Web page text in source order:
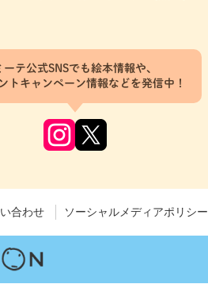
ーテ公式SNSでも絵本情報や、
トキャンペーン情報などを発信中！
合わせ ソーシャルメディアポリシー